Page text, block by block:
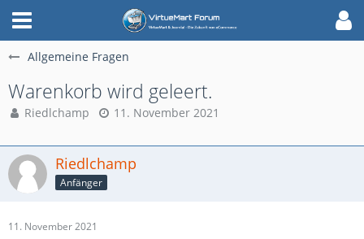
Allgemeine Fragen
Warenkorb wird geleert.
Riedlchamp 11. November 2021
Riedlchamp
Anfänger
11. November 2021